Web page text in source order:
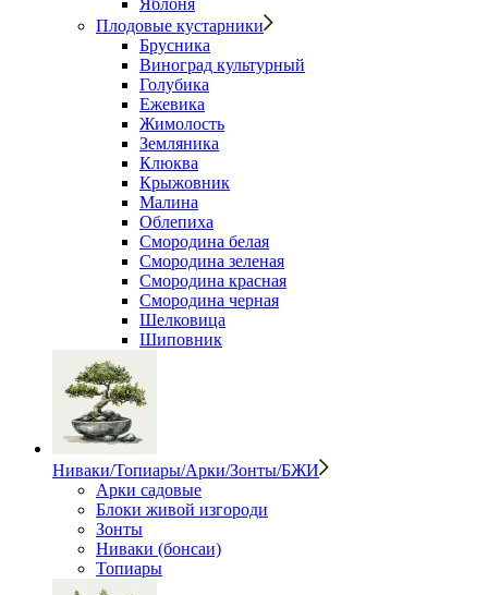
Яблоня
Плодовые кустарники
Брусника
Виноград культурный
Голубика
Ежевика
Жимолость
Земляника
Клюква
Крыжовник
Малина
Облепиха
Смородина белая
Смородина зеленая
Смородина красная
Смородина черная
Шелковица
Шиповник
Ниваки/Топиары/Арки/Зонты/БЖИ
Арки садовые
Блоки живой изгороди
Зонты
Ниваки (бонсаи)
Топиары